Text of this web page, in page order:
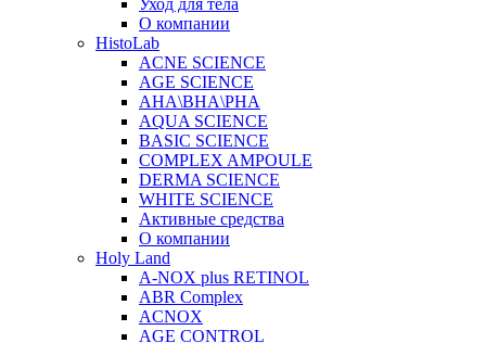
О компании
HistoLab
ACNE SCIENCE
AGE SCIENCE
AHA\BHA\PHA
AQUA SCIENCE
BASIC SCIENCE
COMPLEX AMPOULE
DERMA SCIENCE
WHITE SCIENCE
Активные средства
О компании
Holy Land
A-NOX plus RETINOL
ABR Complex
ACNOX
AGE CONTROL